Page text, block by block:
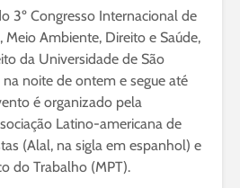
3º Congresso Internacional de
Meio Ambiente, Direito e Saúde,
da Universidade de São
na noite de ontem e segue até
é organizado pela
Latino-americana de
(Alal, na sigla em espanhol) e
do Trabalho (MPT).